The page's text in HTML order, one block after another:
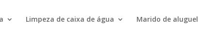
Limpeza de caixa de água Marido de aluguel